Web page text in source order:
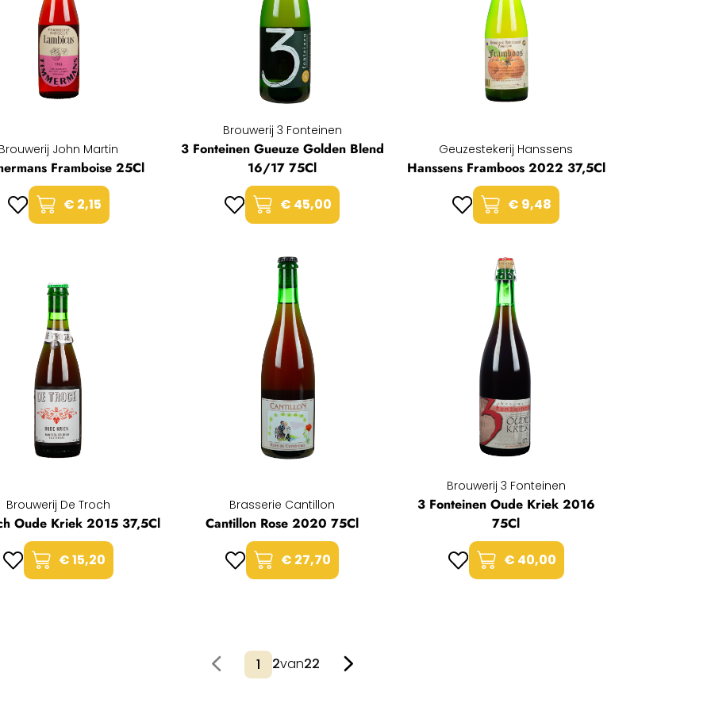
John Martin
Framboise 25Cl
€ 2,15
Brouwerij 3 Fonteinen
3 Fonteinen Gueuze Golden Blend
16/17 75Cl
€ 45,00
Geuzestekerij Hanssens
Hanssens Framboos 2022 37,5Cl
€ 9,48
Brouwerij De Troch
Oude Kriek 2015 37,5Cl
€ 15,20
Brasserie Cantillon
Cantillon Rose 2020 75Cl
€ 27,70
Brouwerij 3 Fonteinen
3 Fonteinen Oude Kriek 2016
75Cl
€ 40,00
2van22